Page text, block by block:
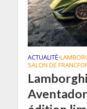
ACTUALITÉ•
SALON DE